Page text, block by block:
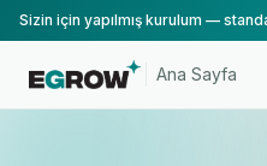
Ana Sayfa